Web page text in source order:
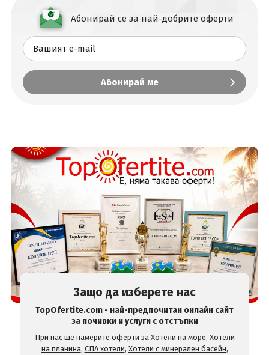
Абонирай се за най-добрите оферти
Защо да изберете нас
TopOfertite.com - най-предпочитан онлайн сайт
за почивки и услуги с отстъпки
При нас ще намерите оферти за Хотели на море, Хотели
на планина, СПА хотели, Хотели с минерален басейн,